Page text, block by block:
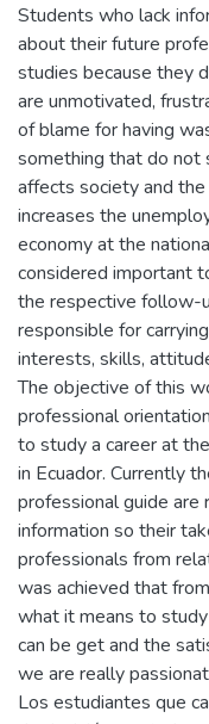
Students who lack
about their future
studies because they
are unmotivated,
of blame for having
something that do not
affects society and
increases the
economy at the
considered important
the respective follow-
responsible for
interests, skills,
The objective of this
professional
to study a career at
in Ecuador. Currently
professional guide are
information so their
professionals from
was achieved that
what it means to
can be get and the
we are really
Los estudiantes que